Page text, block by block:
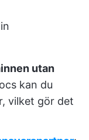
utan
kan du
vilket gör det